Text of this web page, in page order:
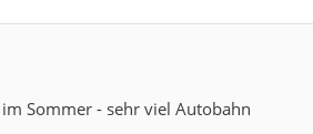
Sommer - sehr viel Autobahn